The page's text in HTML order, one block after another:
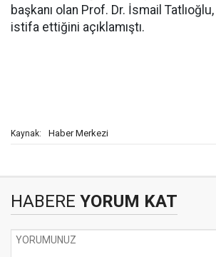
başkanı olan Prof. Dr. İsmail
istifa ettiğini açıklamıştı.
Kaynak: Haber Merkezi
HABERE YORUM KAT